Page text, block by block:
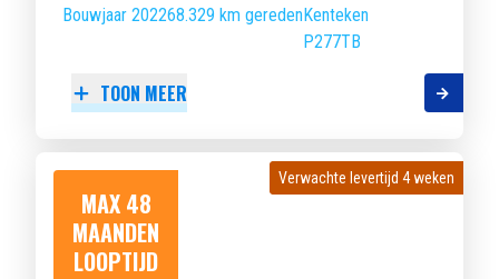
Bouwjaar 202268.329 km geredenKenteken
P277TB
TOON MEER
MAX 48
MAANDEN
LOOPTIJD
Verwachte levertijd 4 weken
Verwachte levertijd 4 weken